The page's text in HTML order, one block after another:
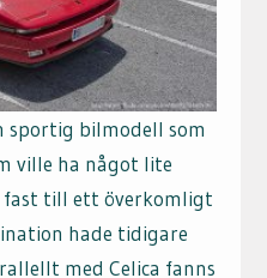
sportig bilmodell som
ville ha något lite
fast till ett överkomligt
hade tidigare
med Celica fanns